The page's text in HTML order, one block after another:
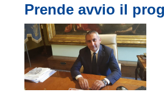
Prende avvio il